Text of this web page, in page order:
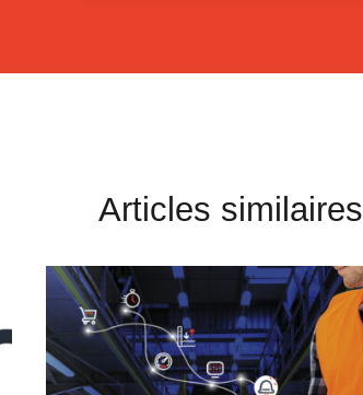
Articles similaires